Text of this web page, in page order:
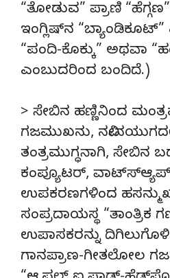
“ತೋಡುವ” ಪ್ರಾಣಿ
ಇಂಗ್ಲಿಷ್‍ನ
“ಪಂದಿ-ಕೊಕ್ಕು” ಅಥವಾ
ಎಂಬುದರಿಂದ ಬಂದಿದೆ.)
> ಸೇಬಿನ ಹಣ್ಣಿನಿಂದ
ಗಜಮುಖನು,
ತಂತ್ರಮುಗ್ಧನಾಗಿ, ಸೇಬಿನ
ಕಂಪ್ಯೂಟರ್,
ಉಪಕರಣಗಳಿಂದ
ಸಂಪ್ರದಾಯಸ್ಥ “ತಾಂತ್ರಿಕ
ಉಪಾಸಕರನ್ನು
ಗಾನಪ್ರಾಣ-ಗೀತಲೋಲ